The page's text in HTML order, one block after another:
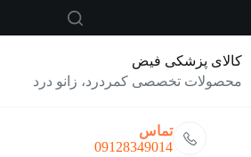
کالای پزشکی فیض
محصولات تخصصی کمردرد، زانو درد
تماس
09128349014